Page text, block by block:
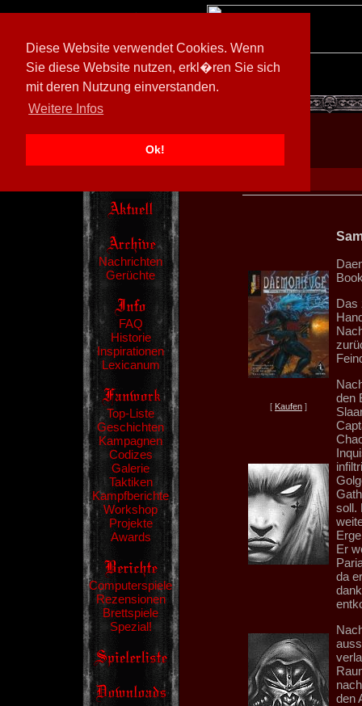
Diese Website verwendet Cookies. Wenn
Sie diese Website nutzen, erkl�ren Sie sich
mit deren Nutzung einverstanden.
Weitere Infos
Ok!
[ 602026/M3]
Nachrichten
Gerüchte
FAQ
Historie
Inspirationen
Lexicanum
Top-Liste
Geschichten
Kampagnen
Codizes
Galerie
Taktiken
Kampfberichte
Workshop
Projekte
Awards
Computerspiele
Rezensionen
Brettspiele
Spezial!
[ Kaufen ]
Das
den
soll.
Er
da
den